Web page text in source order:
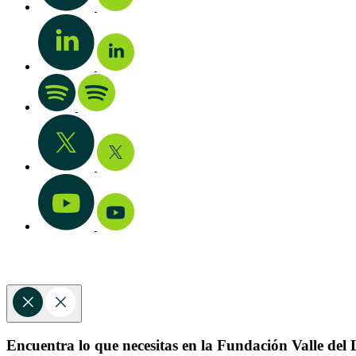
Encuentra lo que necesitas en la Fundación Valle del